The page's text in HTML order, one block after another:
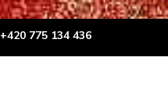
+420 775 134 436